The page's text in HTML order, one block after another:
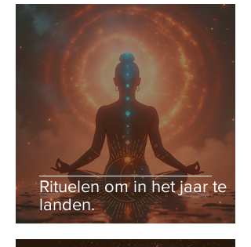
Rituelen om in het jaar te
landen.